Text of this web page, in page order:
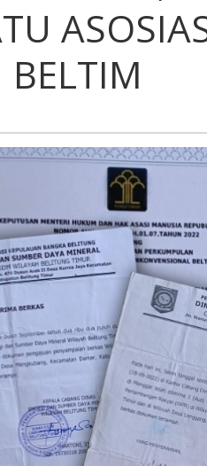
BELTIM